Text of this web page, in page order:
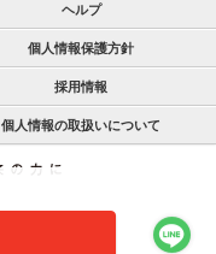
ヘルプ
個人情報保護方針
採用情報
個人情報の取扱いについて